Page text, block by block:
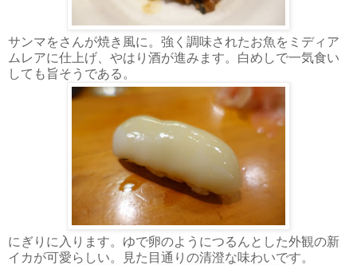
サンマをさんが焼き風に。強く調味されたお魚をミディア
ムレアに仕上げ、やはり酒が進みます。白めしで一気食い
しても旨そうである。
にぎりに入ります。ゆで卵のようにつるんとした外観の新
イカが可愛らしい。見た目通りの清澄な味わいです。